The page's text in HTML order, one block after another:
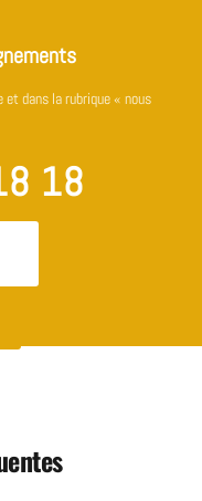
dans la rubrique « nous
18